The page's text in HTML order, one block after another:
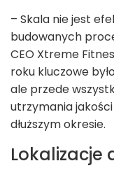
– Skala nie jest
budowanych
CEO Xtreme
roku kluczowe
ale przede
utrzymania
dłuższym okresie.
Lokalizacje